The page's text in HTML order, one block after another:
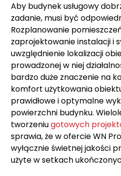
Aby budynek usługowy
zadanie, musi być
Rozplanowanie
zaprojektowanie instalacji i
uwzględnienie lokalizacji
prowadzonej w niej
bardzo duże znaczenie na
komfort użytkowania
prawidłowe i optymalne
powierzchni budynku.
tworzeniugotowych
sprawia, że w ofercie WN
wyłącznie świetnej jakości
użyte w setkach